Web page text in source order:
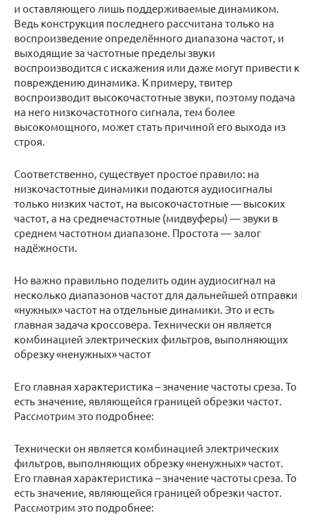
и оставляющего лишь поддерживаемые динамиком.
Ведь конструкция последнего рассчитана только на
воспроизведение определённого диапазона частот, и
выходящие за частотные пределы звуки
воспроизводится с искажения или даже могут привести к
повреждению динамика. К примеру, твитер
воспроизводит высокочастотные звуки, поэтому подача
на него низкочастотного сигнала, тем более
высокомощного, может стать причиной его выхода из
строя.
Соответственно, существует простое правило: на
низкочастотные динамики подаются аудиосигналы
только низких частот, на высокочастотные — высоких
частот, а на среднечастотные (мидвуферы) — звуки в
среднем частотном диапазоне. Простота — залог
надёжности.
Но важно правильно поделить один аудиосигнал на
несколько диапазонов частот для дальнейшей отправки
«нужных» частот на отдельные динамики. Это и есть
главная задача кроссовера. Технически он является
комбинацией электрических фильтров, выполняющих
обрезку «ненужных» частот
Его главная характеристика – значение частоты среза. То
есть значение, являющейся границей обрезки частот.
Рассмотрим это подробнее:
Технически он является комбинацией электрических
фильтров, выполняющих обрезку «ненужных» частот.
Его главная характеристика – значение частоты среза. То
есть значение, являющейся границей обрезки частот.
Рассмотрим это подробнее: